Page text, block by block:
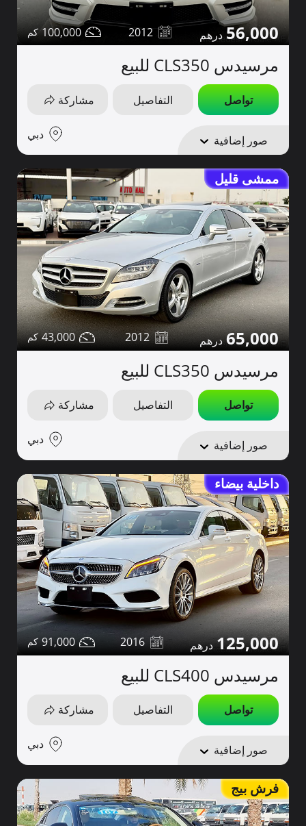
56,000
2012
100,000
مرسيدس CLS350 للبيع
تواصل التفاصيل مشاركة
صور إضافية دبي
ممشى قليل
65,000
2012
43,000
مرسيدس CLS350 للبيع
تواصل التفاصيل مشاركة
صور إضافية دبي
داخلية بيضاء
125,000
2016
91,000
مرسيدس CLS400 للبيع
تواصل التفاصيل مشاركة
صور إضافية دبي
فرش بيج